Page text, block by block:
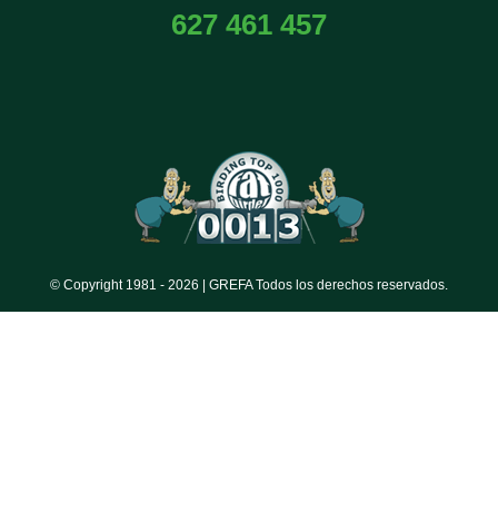
627 461 457
© Copyright 1981 - 2026 | GREFA Todos los derechos reservados.